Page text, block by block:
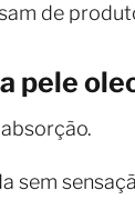
de
pele
sem